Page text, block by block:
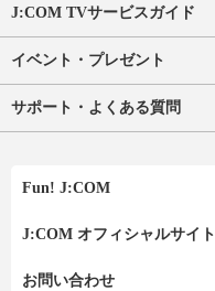
J:COM TVサービスガイド
イベント・プレゼント
サポート・よくある質問
Fun! J:COM
J:COM オフィシャルサイト
お問い合わせ